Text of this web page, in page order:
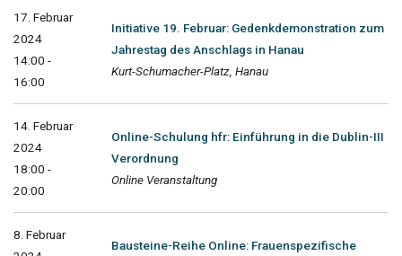
17. Februar
2024
14:00 -
16:00
Initiative 19. Februar: Gedenkdemonstration zum
Jahrestag des Anschlags in Hanau
Kurt-Schumacher-Platz, Hanau
14. Februar
2024
18:00 -
20:00
Online-Schulung hfr: Einführung in die Dublin-III
Verordnung
Online Veranstaltung
8. Februar
Bausteine-Reihe Online: Frauenspezifische